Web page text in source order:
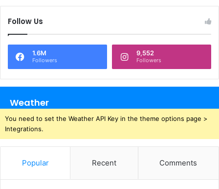
Follow Us
1.6M
Followers
9,552
Followers
Weather
You need to set the Weather API Key in the theme options page >
Integrations.
Popular Recent Comments